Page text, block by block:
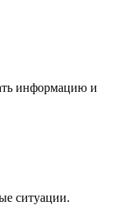
информацию и
ситуации.